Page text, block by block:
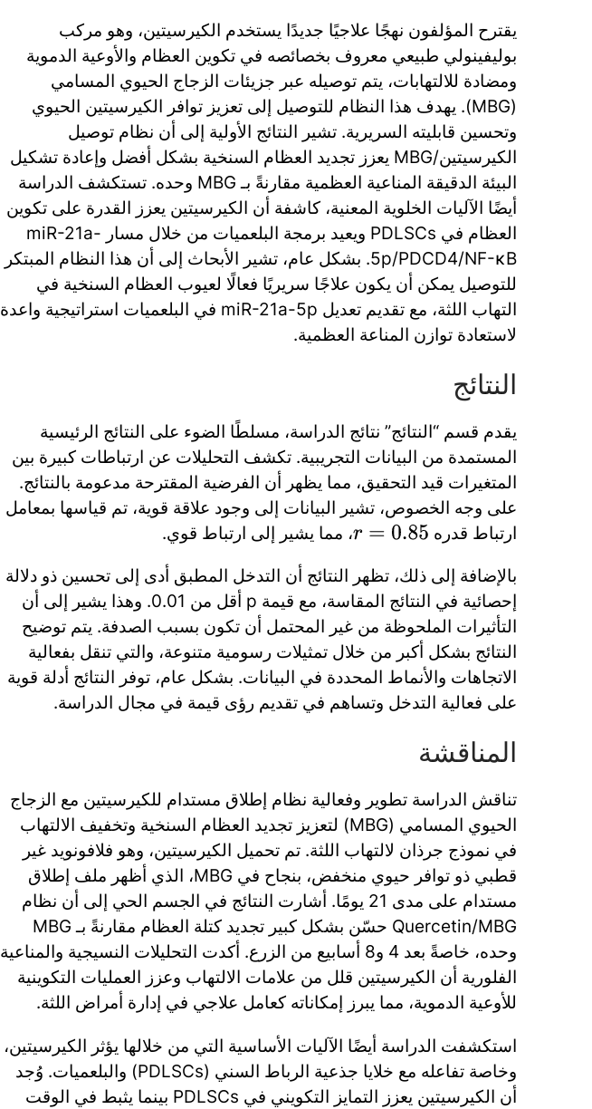
يقترح المؤلفون نهجًا علاجيًا جديدًا يستخدم الكيرسيتين، وهو مركب
بوليفينولي طبيعي معروف بخصائصه في تكوين العظام والأوعية الدموية
ومضادة للالتهابات، يتم توصيله عبر جزيئات الزجاج الحيوي المسامي
(MBG). يهدف هذا النظام للتوصيل إلى تعزيز توافر الكيرسيتين الحيوي
وتحسين قابليته السريرية. تشير النتائج الأولية إلى أن نظام توصيل
الكيرسيتين/MBG يعزز تجديد العظام السنخية بشكل أفضل وإعادة تشكيل
البيئة الدقيقة المناعية العظمية مقارنةً بـ MBG وحده. تستكشف الدراسة
أيضًا الآليات الخلوية المعنية، كاشفة أن الكيرسيتين يعزز القدرة على تكوين
العظام في PDLSCs ويعيد برمجة البلعميات من خلال مسار miR-21a-
5p/PDCD4/NF-κB. بشكل عام، تشير الأبحاث إلى أن هذا النظام المبتكر
للتوصيل يمكن أن يكون علاجًا سريريًا فعالًا لعيوب العظام السنخية في
التهاب اللثة، مع تقديم تعديل miR-21a-5p في البلعميات استراتيجية واعدة
لاستعادة توازن المناعة العظمية.
النتائج
يقدم قسم “النتائج” نتائج الدراسة، مسلطًا الضوء على النتائج الرئيسية
المستمدة من البيانات التجريبية. تكشف التحليلات عن ارتباطات كبيرة بين
المتغيرات قيد التحقيق، مما يظهر أن الفرضية المقترحة مدعومة بالنتائج.
على وجه الخصوص، تشير البيانات إلى وجود علاقة قوية، تم قياسها بمعامل
ارتباط قدره
r=0.85
، مما يشير إلى ارتباط قوي.
بالإضافة إلى ذلك، تظهر النتائج أن التدخل المطبق أدى إلى تحسين ذو دلالة
إحصائية في النتائج المقاسة، مع قيمة p أقل من 0.01. وهذا يشير إلى أن
التأثيرات الملحوظة من غير المحتمل أن تكون بسبب الصدفة. يتم توضيح
النتائج بشكل أكبر من خلال تمثيلات رسومية متنوعة، والتي تنقل بفعالية
الاتجاهات والأنماط المحددة في البيانات. بشكل عام، توفر النتائج أدلة قوية
على فعالية التدخل وتساهم في تقديم رؤى قيمة في مجال الدراسة.
المناقشة
تناقش الدراسة تطوير وفعالية نظام إطلاق مستدام للكيرسيتين مع الزجاج
الحيوي المسامي (MBG) لتعزيز تجديد العظام السنخية وتخفيف الالتهاب
في نموذج جرذان لالتهاب اللثة. تم تحميل الكيرسيتين، وهو فلافونويد غير
قطبي ذو توافر حيوي منخفض، بنجاح في MBG، الذي أظهر ملف إطلاق
مستدام على مدى 21 يومًا. أشارت النتائج في الجسم الحي إلى أن نظام
Quercetin/MBG حسّن بشكل كبير تجديد كتلة العظام مقارنةً بـ MBG
وحده، خاصةً بعد 4 و8 أسابيع من الزرع. أكدت التحليلات النسيجية والمناعية
الفلورية أن الكيرسيتين قلل من علامات الالتهاب وعزز العمليات التكوينية
للأوعية الدموية، مما يبرز إمكاناته كعامل علاجي في إدارة أمراض اللثة.
استكشفت الدراسة أيضًا الآليات الأساسية التي من خلالها يؤثر الكيرسيتين،
وخاصة تفاعله مع خلايا جذعية الرباط السني (PDLSCs) والبلعميات. وُجد
أن الكيرسيتين يعزز التمايز التكويني في PDLSCs بينما يثبط في الوقت